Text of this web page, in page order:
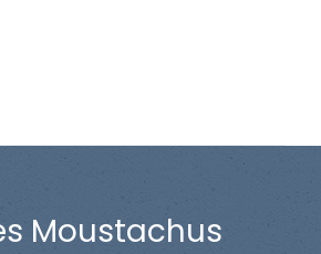
Moustachus